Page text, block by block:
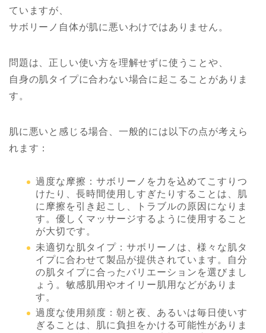
ていますが、
サボリーノ 自体が肌に悪いわけではありません。
問題は、正しい使い方を理解せずに使うことや、
自身の肌タイプに合わない場合に起こることがありま
す。
肌に悪いと感じる場合、一般的には以下の点が考えら
れます：
過度な摩擦： サボリーノ を力を込めてこすりつ
けたり、長時間使用しすぎたりすることは、肌
に摩擦を引き起こし、トラブルの原因になりま
す。優しくマッサージするように使用すること
が大切です。
未適切な肌タイプ： サボリーノ は、様々な肌タ
イプに合わせて製品が提供されています。自分
の肌タイプに合ったバリエーションを選びまし
ょう。敏感肌用やオイリー肌用などがありま
す。
過度な使用頻度：朝と夜、あるいは毎日使いす
ぎることは、肌に負担をかける可能性がありま